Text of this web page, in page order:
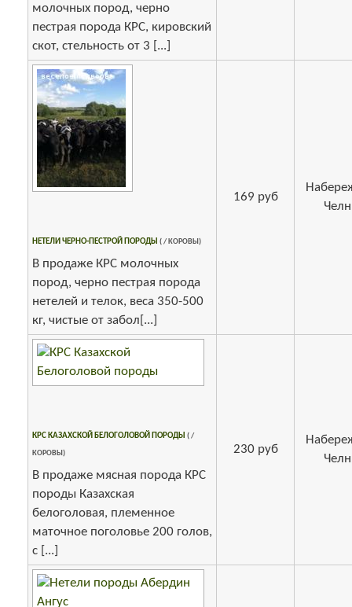
молочных пород, черно
пестрая порода КРС, кировский
скот, стельность от 3 [...]
НЕТЕЛИ ЧЕРНО-ПЕСТРОЙ ПОРОДЫ ( / КОРОВЫ)
В продаже КРС молочных
пород, черно пестрая порода
нетелей и телок, веса 350-500
кг, чистые от забол[...]
169 руб
КРС КАЗАХСКОЙ БЕЛОГОЛОВОЙ ПОРОДЫ ( /
КОРОВЫ)
В продаже мясная порода КРС
породы Казахская
белоголовая, племенное
маточное поголовье 200 голов,
с [...]
230 руб